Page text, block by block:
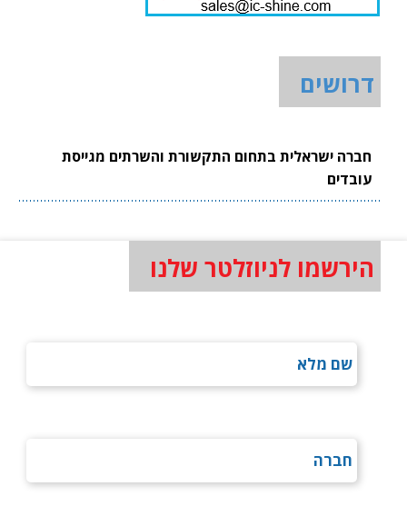
דרושים
חברה ישראלית בתחום התקשורת והשרתים מגייסת
עובדים
הירשמו לניוזלטר שלנו